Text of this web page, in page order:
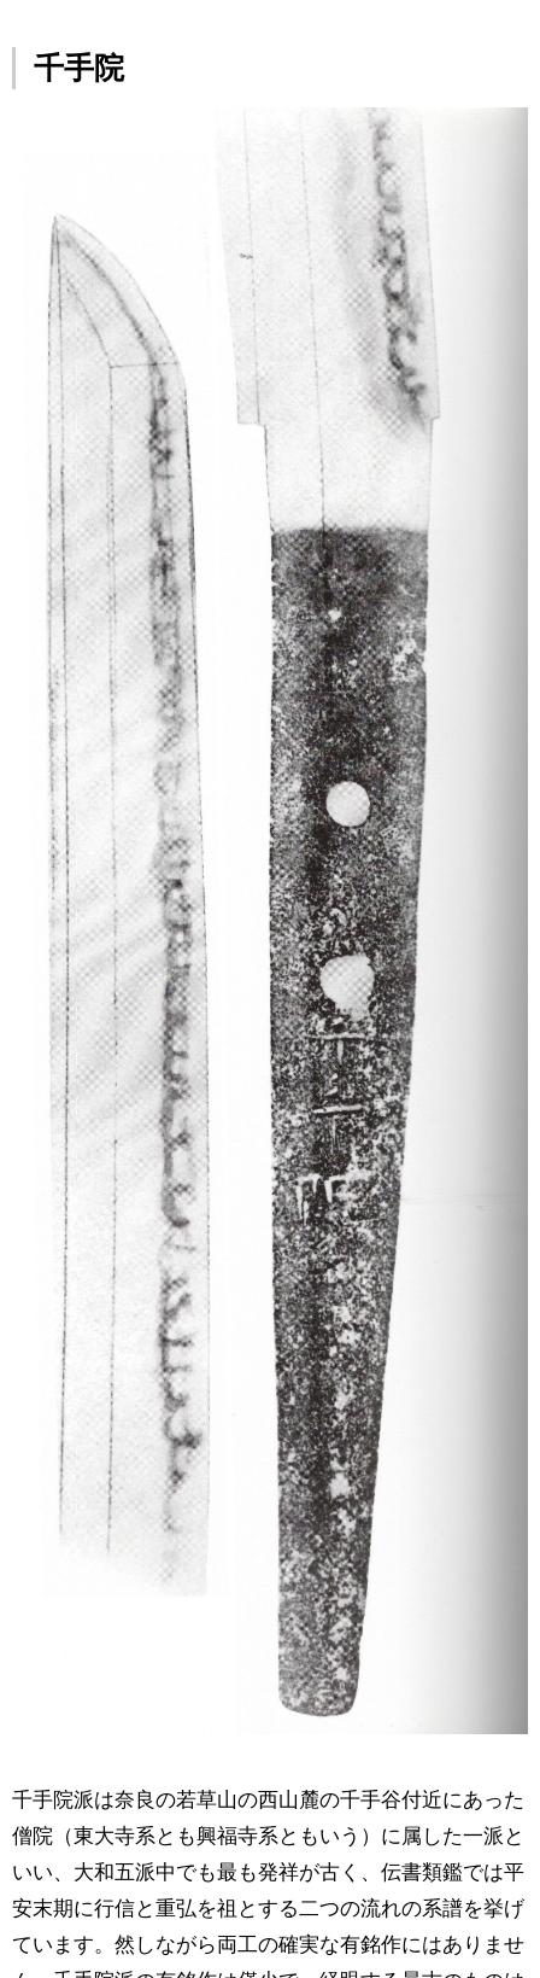
千手院
千手院派は奈良の若草山の西山麓の千手谷付近にあった
僧院（東大寺系とも興福寺系ともいう）に属した一派と
いい、大和五派中でも最も発祥が古く、伝書類鑑では平
安末期に行信と重弘を祖とする二つの流れの系譜を挙げ
ています。然しながら両工の確実な有銘作にはありませ